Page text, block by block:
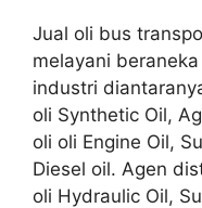
Jual oli bus
melayani
industri
oli Synthetic Oil,
oli oli Engine Oil,
Diesel oil. Agen
oli Hydraulic Oil,